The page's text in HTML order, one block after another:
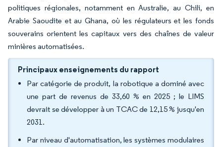
politiques régionales, notamment en Australie, au Chili, en
Arabie Saoudite et au Ghana, où les régulateurs et les fonds
souverains orientent les capitaux vers des chaînes de valeur
minières automatisées.
Principaux enseignements du rapport
Par catégorie de produit, la robotique a dominé avec
une part de revenus de 33,60 % en 2025 ; le LIMS
devrait se développer à un TCAC de 12,15 % jusqu'en
2031.
Par niveau d'automatisation, les systèmes modulaires